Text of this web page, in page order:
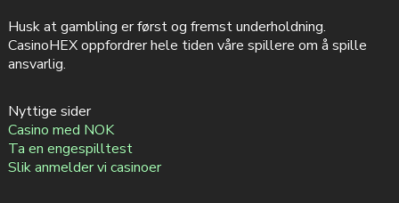
Husk at gambling er først og fremst underholdning.
CasinoHEX oppfordrer hele tiden våre spillere om å spille
ansvarlig.
Nyttige sider
Casino med NOK
Ta en engespilltest
Slik anmelder vi casinoer